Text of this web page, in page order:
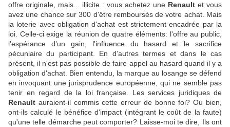
offre originale, mais... illicite : vous achetez une Renault et vous
avez une chance sur 300 d'être remboursés de votre achat. Mais
la loterie avec obligation d'achat est strictement encadrée par la
loi. Celle-ci exige la réunion de quatre éléments: l'offre au public,
l'espérance d'un gain, l'influence du hasard et le sacrifice
pécuniaire du participant. En d'autres termes et dans le cas
présent, il n'est pas possible de faire appel au hasard quand il y a
obligation d'achat. Bien entendu, la marque au losange se défend
en invoquant une jurisprudence européenne, qui ne semble pas
tenir en regard de la loi française. Les services juridiques de
Renault auraient-il commis cette erreur de bonne foi? Ou bien,
ont-ils calculé le bénéfice d'impact (intégrant le coût de la faute)
qu'une telle démarche peut comporter? Laisse-moi te dire, Ils ont